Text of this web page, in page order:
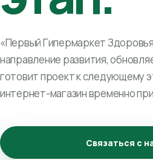
«Первый Гипермаркет
направление развития,
готовит проект к следующему
интернет-магазин временно
Связаться с